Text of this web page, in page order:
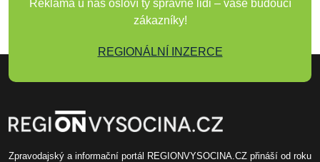
Reklama u nás osloví ty správné lidi – vaše budoucí
zákazníky!
REGIONÁLNÍ INZERCE
Zpravodajský a informační portál REGIONVYSOCINA.CZ přináší od roku